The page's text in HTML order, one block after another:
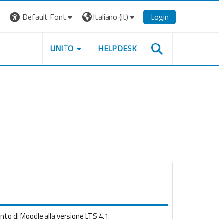
Default Font
Italiano ‎(it)‎ Login
UNITO HELPDESK
di Moodle alla versione LTS 4.1.